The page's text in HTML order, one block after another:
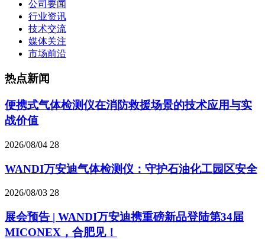
公司要闻
行业资讯
技术交流
媒体关注
市场前沿
热点新闻
便携式气体检测仪在消防救援场景的技术应用与实
战价值
2026/08/04 28
WANDI万安迪气体检测仪：守护石油化工园区安全
2026/08/03 28
展会预告 | WANDI万安迪携重磅新品登陆第34届
MICONEX，合肥见！